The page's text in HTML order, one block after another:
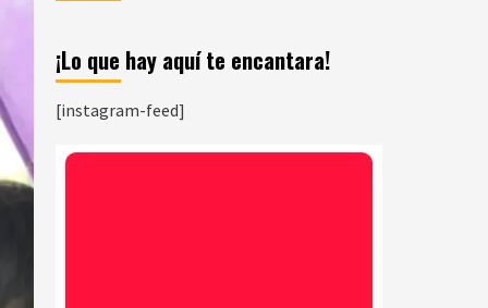
¡Lo que hay aquí te encantara!
[instagram-feed]